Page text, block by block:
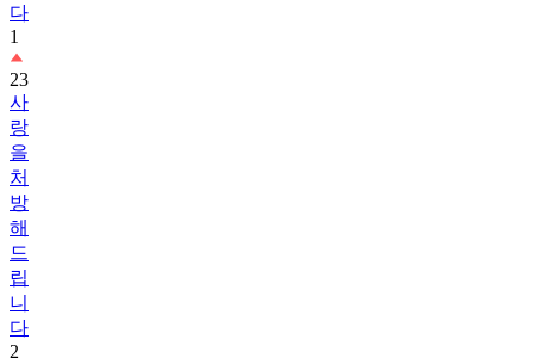
다
1
23
사
랑
을
처
방
해
드
립
니
다
2